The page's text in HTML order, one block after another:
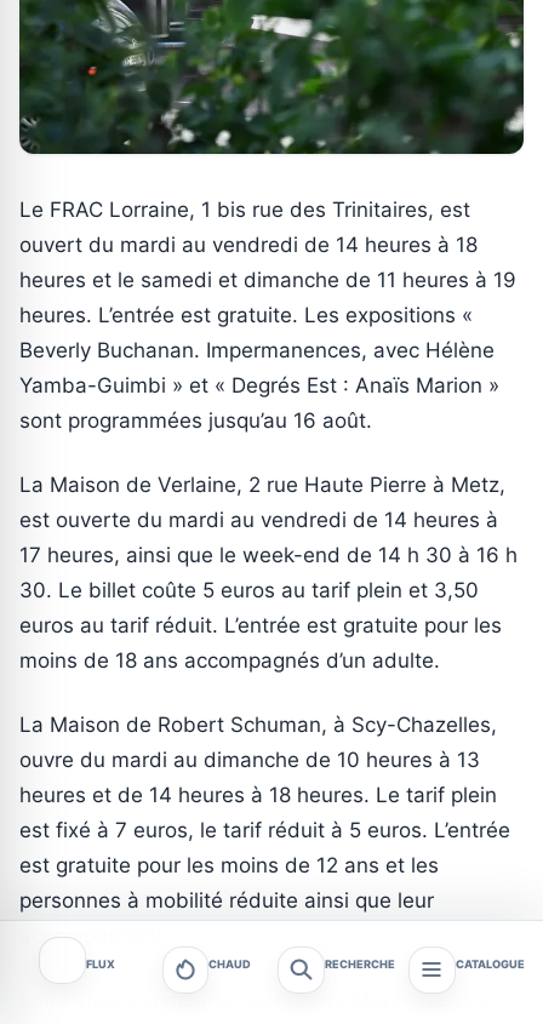
Le FRAC Lorraine, 1 bis rue des Trinitaires, est
ouvert du mardi au vendredi de 14 heures à 18
heures et le samedi et dimanche de 11 heures à 19
heures. L’entrée est gratuite. Les expositions «
Beverly Buchanan. Impermanences, avec Hélène
Yamba-Guimbi » et « Degrés Est : Anaïs Marion »
sont programmées jusqu’au 16 août.
La Maison de Verlaine, 2 rue Haute Pierre à Metz,
est ouverte du mardi au vendredi de 14 heures à
17 heures, ainsi que le week-end de 14 h 30 à 16 h
30. Le billet coûte 5 euros au tarif plein et 3,50
euros au tarif réduit. L’entrée est gratuite pour les
moins de 18 ans accompagnés d’un adulte.
La Maison de Robert Schuman, à Scy-Chazelles,
ouvre du mardi au dimanche de 10 heures à 13
heures et de 14 heures à 18 heures. Le tarif plein
est fixé à 7 euros, le tarif réduit à 5 euros. L’entrée
est gratuite pour les moins de 12 ans et les
personnes à mobilité réduite ainsi que leur
accompagnant.
Les visites extérieures du Fort de Metz-Queuleu
FLUX CHAUD RECHERCHE CATALOGUE